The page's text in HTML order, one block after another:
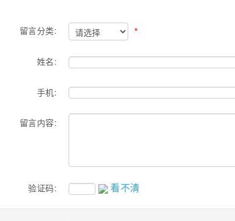
留言分类: *
姓名:
手机:
留言内容:
验证码: 看不清